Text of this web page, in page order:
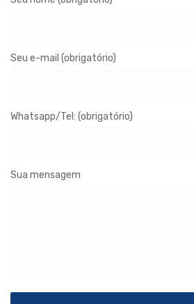
Seu e-mail (obrigatório)
Whatsapp/Tel: (obrigatório)
Sua mensagem